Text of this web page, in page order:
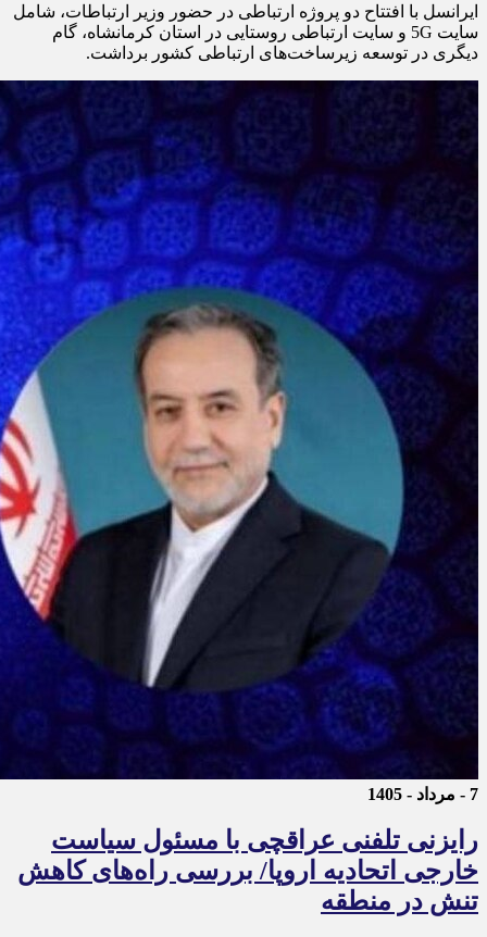
ایرانسل با افتتاح دو پروژه ارتباطی در حضور وزیر ارتباطات، شامل
سایت 5G و سایت ارتباطی روستایی در استان کرمانشاه، گام
دیگری در توسعه زیرساخت‌های ارتباطی کشور برداشت.
7 - مرداد - 1405
رایزنی تلفنی عراقچی با مسئول سیاست
خارجی اتحادیه اروپا/ بررسی راه‌های کاهش
تنش در منطقه